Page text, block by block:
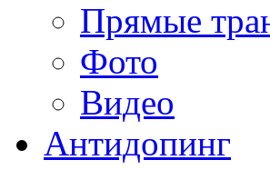
Прямые
Фото
Видео
Антидопинг